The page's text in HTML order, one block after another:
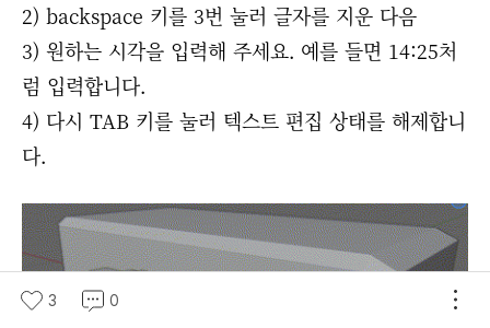
2) backspace 키를 3번 눌러 글자를 지운 다음
3) 원하는 시각을 입력해 주세요. 예를 들면 14:25처
럼 입력합니다.
4) 다시 TAB 키를 눌러 텍스트 편집 상태를 해제합니
다.
3 0